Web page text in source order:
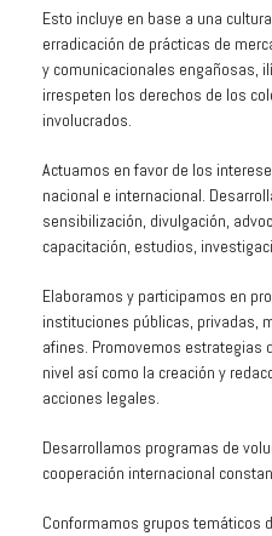
Esto incluye en base a una
erradicación de prácticas de
y comunicacionales engañosas,
irrespeten los derechos de los
involucrados.
Actuamos en favor de los
nacional e internacional.
sensibilización, divulgación,
capacitación, estudios,
Elaboramos y participamos en
instituciones públicas, privadas,
afines. Promovemos estrategias
nivel así como la creación y
acciones legales.
Desarrollamos programas de
cooperación internacional
Conformamos grupos temáticos